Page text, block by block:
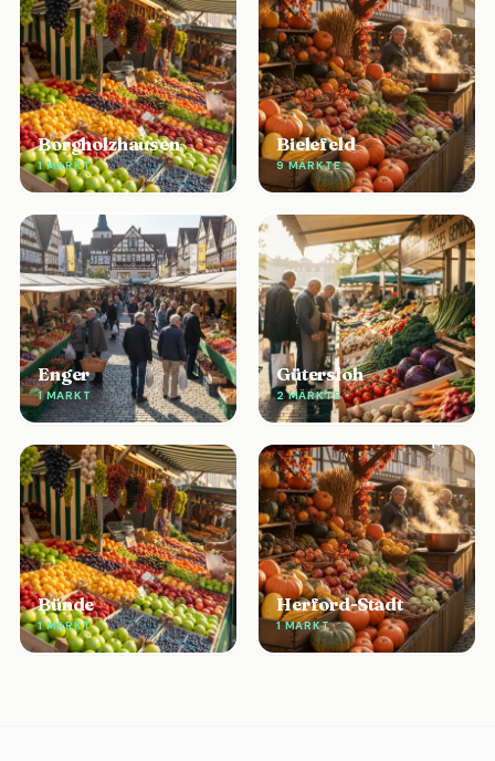
Borgholzhausen
1 MARKT
Bielefeld
9 MÄRKTE
Enger
1 MARKT
Gütersloh
2 MÄRKTE
Bünde
1 MARKT
Herford-Stadt
1 MARKT